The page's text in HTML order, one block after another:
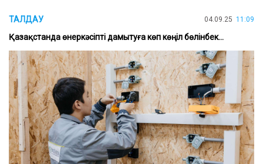
ТАЛДАУ 04.09.25 11:09
Қазақстанда өнеркәсіпті дамытуға көп көңіл бөлінбек...